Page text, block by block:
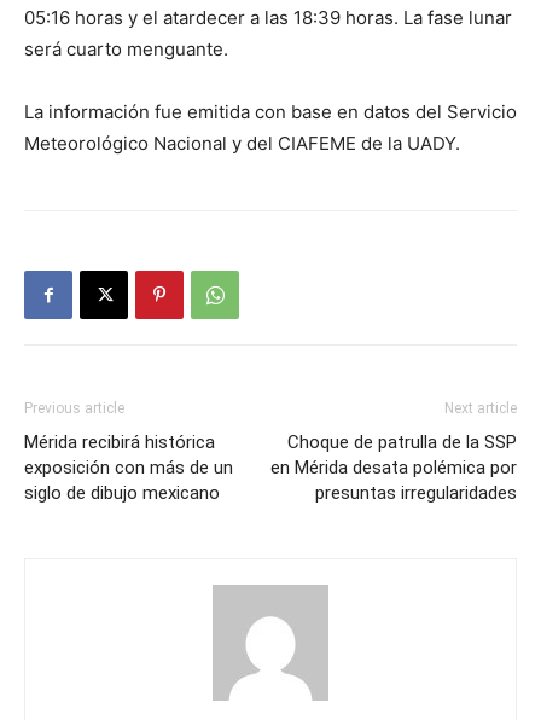
05:16 horas y el atardecer a las 18:39 horas. La fase lunar
será cuarto menguante.
La información fue emitida con base en datos del Servicio
Meteorológico Nacional y del CIAFEME de la UADY.
Previous article
Mérida recibirá histórica
exposición con más de un
siglo de dibujo mexicano
Next article
Choque de patrulla de la SSP
en Mérida desata polémica por
presuntas irregularidades